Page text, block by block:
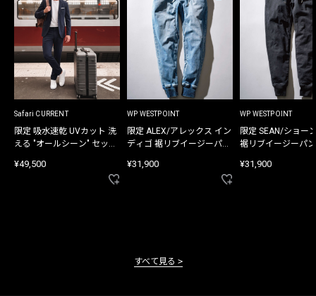
Safari CURRENT
限定 吸水速乾 UVカット 洗
える "オールシーン" セット
¥49,500
WP WESTPOINT
限定 ALEX/アレックス イン
ディゴ 裾リブイージーパン
¥31,900
WP WESTPOINT
限定 SEAN/ショー
裾リブイージーパ
¥31,900
すべて見る